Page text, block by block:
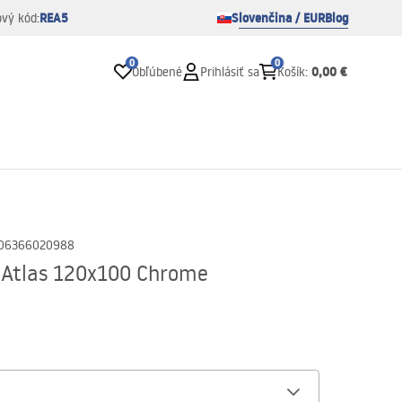
kód:REA5 Slovenčina / EURBlog
0
Obľúbené Prihlásiť sa
0
Košík: 0,00 €
120x100 Chrome